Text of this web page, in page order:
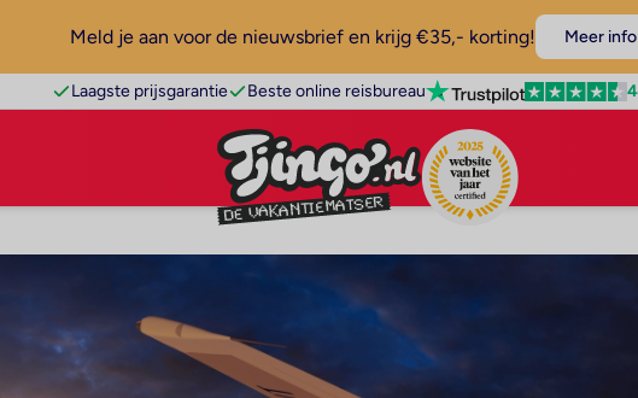
Meld je aan voor de nieuwsbrief en krijg €35,- korting! Meer info
Laagste prijsgarantie Beste online reisbureau